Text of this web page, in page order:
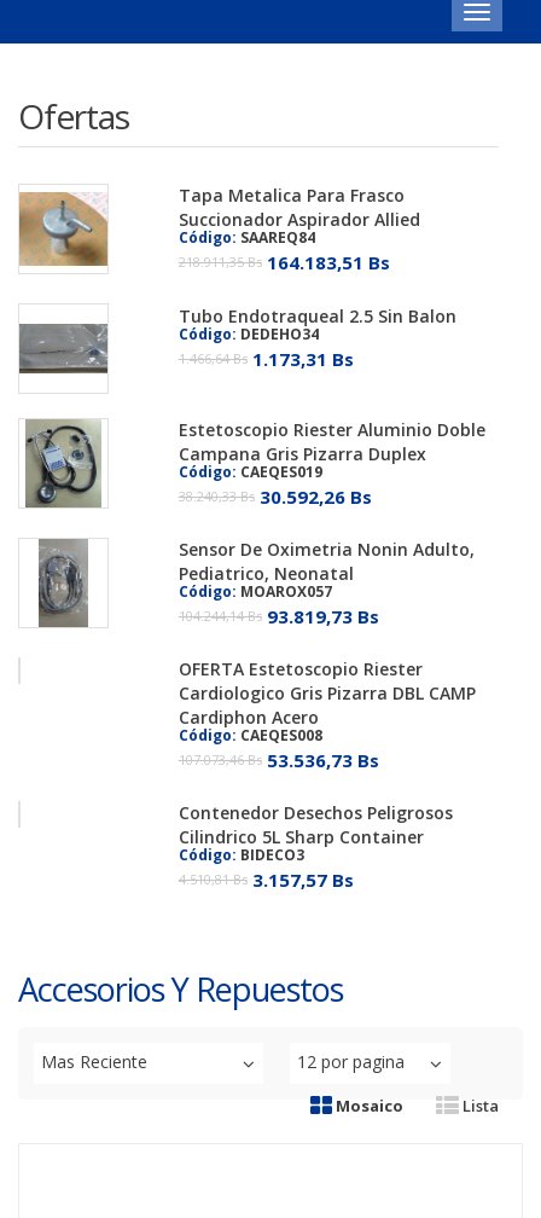
Toggle
Ofertas
Tapa Metalica Para Frasco
Succionador Aspirador Allied
Código: SAAREQ84
218.911,35 Bs 164.183,51 Bs
Tubo Endotraqueal 2.5 Sin Balon
Código: DEDEHO34
1.466,64 Bs 1.173,31 Bs
Estetoscopio Riester Aluminio Doble
Campana Gris Pizarra Duplex
Código: CAEQES019
38.240,33 Bs 30.592,26 Bs
Sensor De Oximetria Nonin Adulto,
Pediatrico, Neonatal
Código: MOAROX057
104.244,14 Bs 93.819,73 Bs
OFERTA Estetoscopio Riester
Cardiologico Gris Pizarra DBL CAMP
Cardiphon Acero
Código: CAEQES008
107.073,46 Bs 53.536,73 Bs
Contenedor Desechos Peligrosos
Cilindrico 5L Sharp Container
Código: BIDECO3
4.510,81 Bs 3.157,57 Bs
Accesorios Y Repuestos
Mas Reciente 12 por pagina
Mosaico Lista